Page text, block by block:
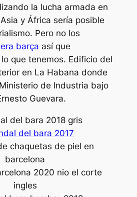
la lucha armada en
y África sería posible
Pero no los
barça así que
que tenemos. Edificio del
en La Habana donde
de Industria bajo
Guevara.